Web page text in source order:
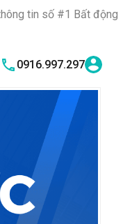
động sản quận Tân
0916.997.297